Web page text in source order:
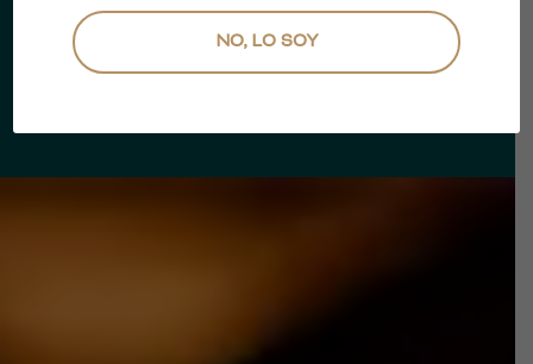
Reserva tu visita
NO, LO SOY